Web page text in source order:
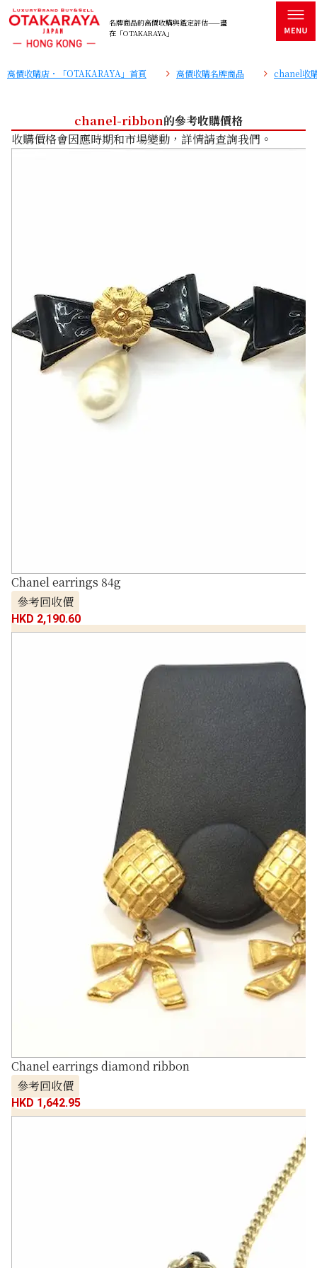
名牌商品的高價收購與鑑定評估——盡
在「OTAKARAYA」
高價收購店・「OTAKARAYA」首頁 高價收購名牌商品 chanel收
chanel-ribbon的參考收購價格
收購價格會因應時期和市場變動，詳情請查詢我們。
Chanel earrings 84g
參考回收價
HKD 2,190.60
Chanel earrings diamond ribbon
參考回收價
HKD 1,642.95